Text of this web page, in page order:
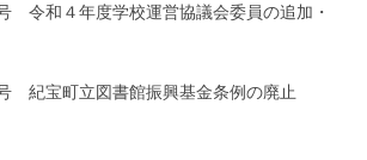
令和４年度学校運営協議会委員の追加・
紀宝町立図書館振興基金条例の廃止